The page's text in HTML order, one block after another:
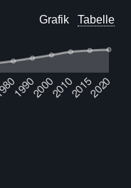
Grafik Tabelle